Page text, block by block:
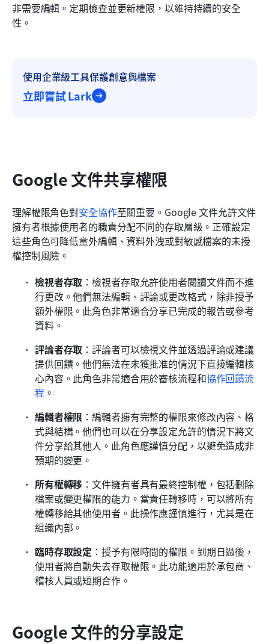
非需要編輯。定期檢查並更新權限，以維持持續的安全
性。
使用企業級工具保護創意與檔案
立即嘗試 Lark
Google 文件共享權限
理解權限角色對安全協作至關重要。Google 文件允許文件
擁有者根據使用者的職責分配不同的存取層級。正確設定
這些角色可降低意外編輯、資料外洩或對敏感檔案的未授
權控制風險。
檢視者存取 ：檢視者存取允許使用者閱讀文件而不進
行更改。他們無法編輯、評論或更改格式，除非授予
額外權限。此角色非常適合分享已完成的報告或參考
資料。
評論者存取 ：評論者可以檢視文件並透過評論或建議
提供回饋。他們無法在未獲批准的情況下直接編輯核
心內容。此角色非常適合用於審核流程和協作回饋流
程 。
編輯者權限 ：編輯者擁有完整的權限來修改內容、格
式與結構。他們也可以在分享設定允許的情況下將文
件分享給其他人。此角色應謹慎分配，以避免造成非
預期的變更。
所有權轉移 ：文件擁有者具有最終控制權，包括刪除
檔案或變更權限的能力。當責任轉移時，可以將所有
權轉移給其他使用者。此操作應謹慎進行，尤其是在
組織內部。
臨時存取設定 ：授予有限時間的權限。到期日過後，
使用者將自動失去存取權限。此功能適用於承包商、
稽核人員或短期合作。
Google 文件的分享設定